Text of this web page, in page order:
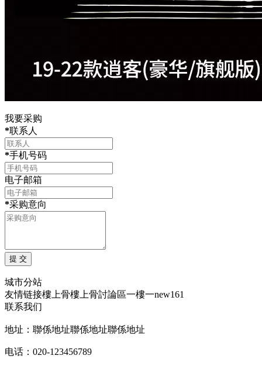
我要采购
*联系人
*手机号码
电子邮箱
*采购意向
城市分站
友情链接樓上骨樓上骨討論區一樓一new161
联系我们
地址：聯係地址聯係地址聯係地址
电话：020-123456789